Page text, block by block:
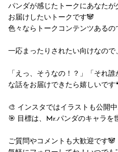
パンダが感じたトークにあなた
お届けしたいトークです🐼
色々ならトークコンテンツあるの
一応まったりされたい向けなの
「えっ、そうなの！？」「それ
な話をお届けできたら嬉しいです
🎨 インスタではイラストも公開中
🎯 目標は、Mr.パンダのキャラを
ご質問やコメントも大歓迎です🐼